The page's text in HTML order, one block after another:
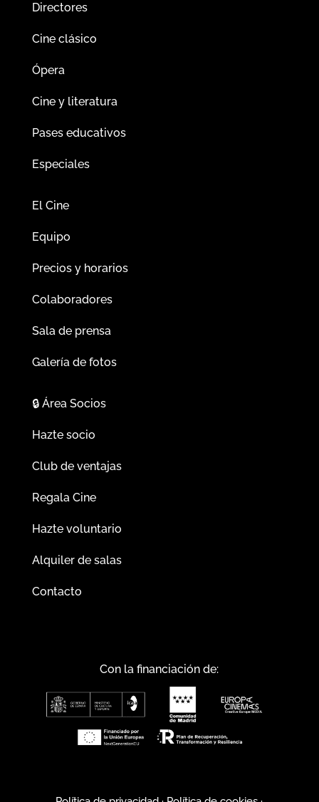
Directores
Cine clásico
Ópera
Cine y literatura
Pases educativos
Especiales
El Cine
Equipo
Precios y horarios
Colaboradores
Sala de prensa
Galería de fotos
🔒Área Socios
Hazte socio
Club de ventajas
Regala Cine
Hazte voluntario
Alquiler de salas
Contacto
Con la financiación de: